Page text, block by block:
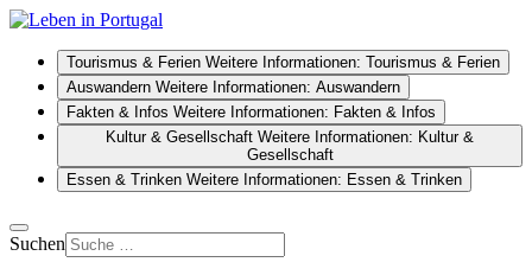
Tourismus & Ferien Weitere Informationen: Tourismus & Ferien
Auswandern Weitere Informationen: Auswandern
Fakten & Infos Weitere Informationen: Fakten & Infos
Kultur & Gesellschaft Weitere Informationen: Kultur &
Gesellschaft
Essen & Trinken Weitere Informationen: Essen & Trinken
Suchen